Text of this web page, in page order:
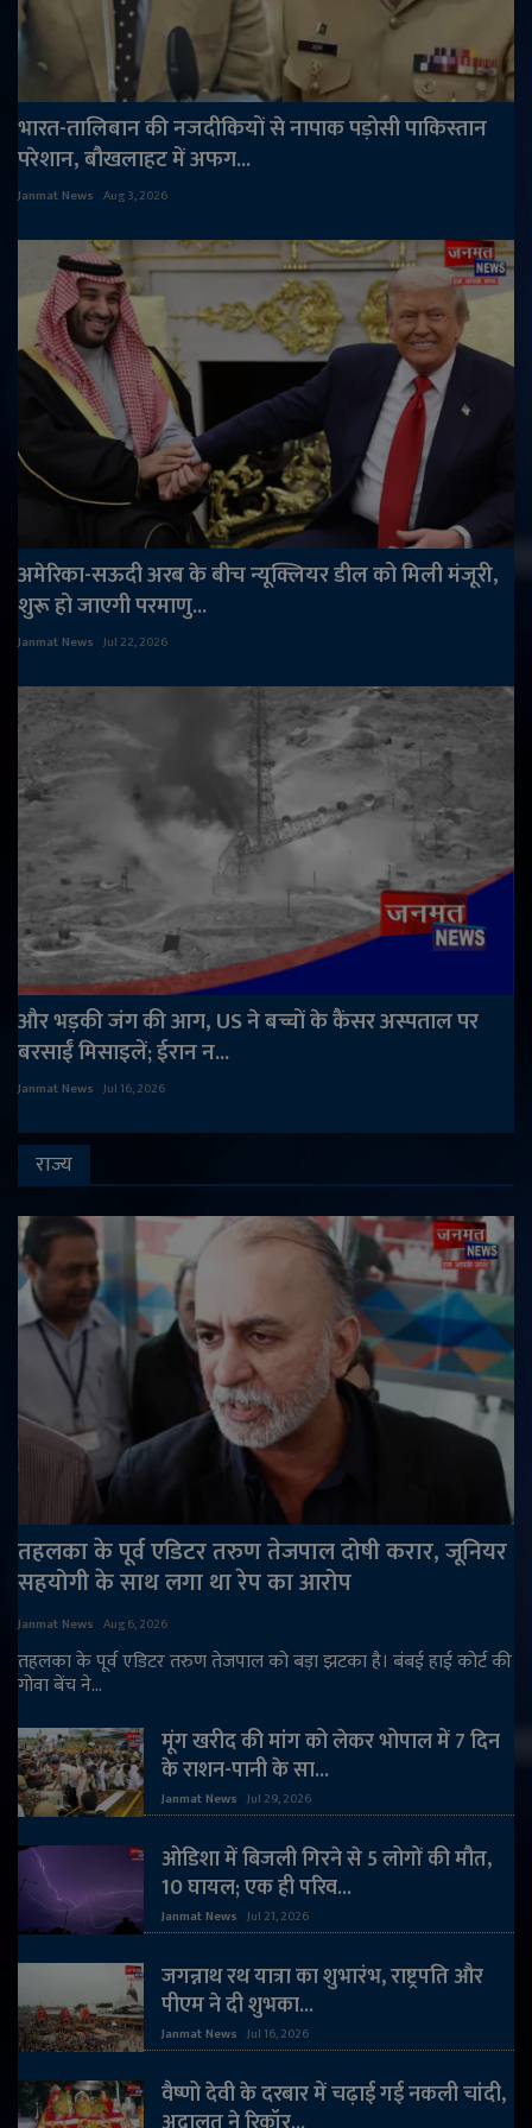
भारत-तालिबान की नजदीकियों से नापाक पड़ोसी पाकिस्तान
परेशान, बौखलाहट में अफग...
Janmat News Aug 3, 2026
अमेरिका-सऊदी अरब के बीच न्यूक्लियर डील को मिली मंजूरी,
शुरू हो जाएगी परमाणु...
Janmat News Jul 22, 2026
और भड़की जंग की आग, US ने बच्चों के कैंसर अस्पताल पर
बरसाईं मिसाइलें; ईरान न...
Janmat News Jul 16, 2026
राज्य
तहलका के पूर्व एडिटर तरुण तेजपाल दोषी करार, जूनियर
सहयोगी के साथ लगा था रेप का आरोप
Janmat News Aug 6, 2026
तहलका के पूर्व एडिटर तरुण तेजपाल को बड़ा झटका है। बंबई हाई कोर्ट की
गोवा बेंच ने...
मूंग खरीद की मांग को लेकर भोपाल में 7 दिन
के राशन-पानी के सा...
Janmat News Jul 29, 2026
ओडिशा में बिजली गिरने से 5 लोगों की मौत,
10 घायल; एक ही परिव...
Janmat News Jul 21, 2026
जगन्नाथ रथ यात्रा का शुभारंभ, राष्ट्रपति और
पीएम ने दी शुभका...
Janmat News Jul 16, 2026
वैष्णो देवी के दरबार में चढ़ाई गई नकली चांदी,